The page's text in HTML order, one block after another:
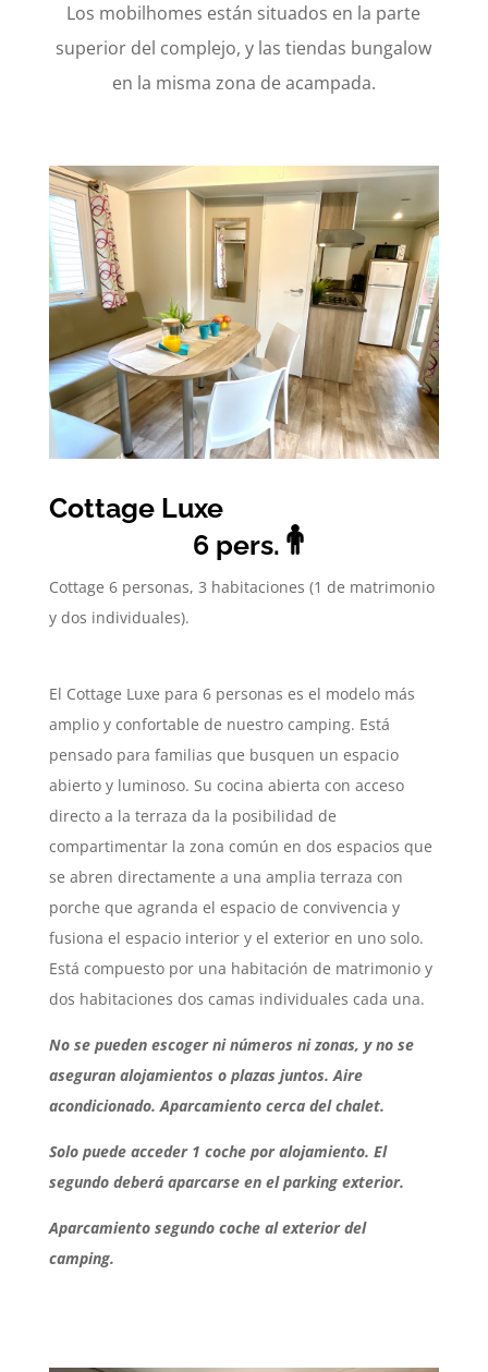
Los mobilhomes están situados en la parte
superior del complejo, y las tiendas bungalow
en la misma zona de acampada.
Cottage Luxe
6 pers.
Cottage 6 personas, 3 habitaciones (1 de matrimonio
y dos individuales).
El Cottage Luxe para 6 personas es el modelo más
amplio y confortable de nuestro camping. Está
pensado para familias que busquen un espacio
abierto y luminoso. Su cocina abierta con acceso
directo a la terraza da la posibilidad de
compartimentar la zona común en dos espacios que
se abren directamente a una amplia terraza con
porche que agranda el espacio de convivencia y
fusiona el espacio interior y el exterior en uno solo.
Está compuesto por una habitación de matrimonio y
dos habitaciones dos camas individuales cada una.
No se pueden escoger ni números ni zonas, y no se
aseguran alojamientos o plazas juntos. Aire
acondicionado. Aparcamiento cerca del chalet.
Solo puede acceder 1 coche por alojamiento. El
segundo deberá aparcarse en el parking exterior.
Aparcamiento segundo coche al exterior del
camping.